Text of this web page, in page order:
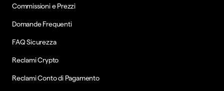
Commissioni e Prezzi
Domande Frequenti
FAQ Sicurezza
Reclami Crypto
Reclami Conto di Pagamento